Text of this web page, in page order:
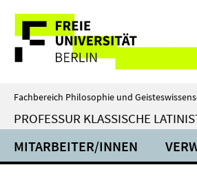
direkt
Inhalt
Service-
Navigation
Fachbereich Philosophie und
PROFESSUR KLASSISCHE
MITARBEITER/INNEN